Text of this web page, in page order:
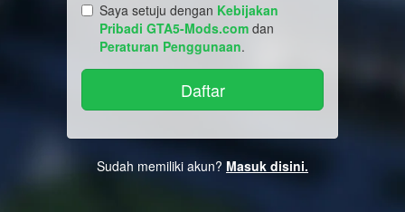
Saya setuju dengan Kebijakan
Pribadi GTA5-Mods.com dan
Peraturan Penggunaan.
Sudah memiliki akun? Masuk disini.